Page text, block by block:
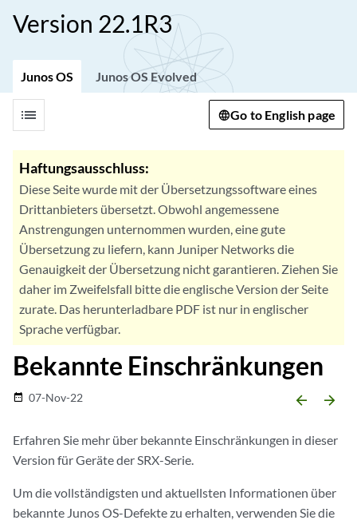
Version 22.1R3
Junos OS Junos OS Evolved
list Go to English page
Haftungsausschluss:
Diese Seite wurde mit der Übersetzungssoftware eines
Drittanbieters übersetzt. Obwohl angemessene
Anstrengungen unternommen wurden, eine gute
Übersetzung zu liefern, kann Juniper Networks die
Genauigkeit der Übersetzung nicht garantieren. Ziehen Sie
daher im Zweifelsfall bitte die englische Version der Seite
zurate. Das herunterladbare PDF ist nur in englischer
Sprache verfügbar.
Bekannte Einschränkungen
date_range 07-Nov-22 arrow_backward arrow_forward
Erfahren Sie mehr über bekannte Einschränkungen in dieser
Version für Geräte der SRX-Serie.
Um die vollständigsten und aktuellsten Informationen über
bekannte Junos OS-Defekte zu erhalten, verwenden Sie die